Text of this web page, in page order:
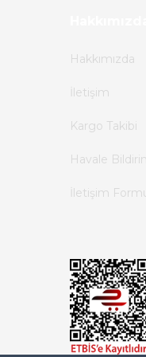
geçti.
ama
ürün
Hakkımızda
İletişim
Kargo Takibi
Havale
İletişim